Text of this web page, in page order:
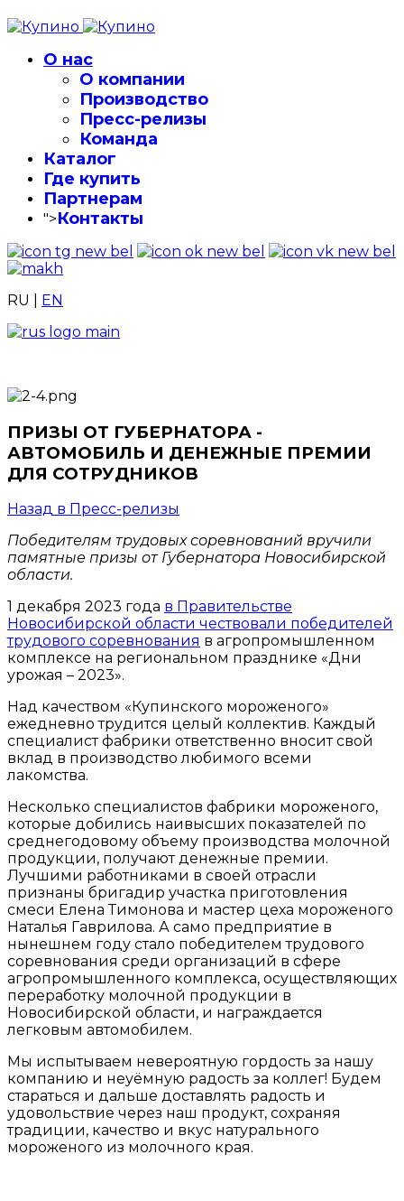
О нас
О компании
Производство
Пресс-релизы
Команда
Каталог
Где купить
Партнерам
">Контакты
RU EN
ПРИЗЫ ОТ ГУБЕРНАТОРА -
АВТОМОБИЛЬ И ДЕНЕЖНЫЕ ПРЕМИИ
ДЛЯ СОТРУДНИКОВ
Назад в Пресс-релизы
Победителям трудовых соревнований вручили
памятные призы от Губернатора Новосибирской
области.
1 декабря 2023 года в Правительстве
Новосибирской области чествовали победителей
трудового соревнования в агропромышленном
комплексе на региональном празднике «Дни
урожая – 2023».
Над качеством «Купинского мороженого»
ежедневно трудится целый коллектив. Каждый
специалист фабрики ответственно вносит свой
вклад в производство любимого всеми
лакомства.
Несколько специалистов фабрики мороженого,
которые добились наивысших показателей по
среднегодовому объему производства молочной
продукции, получают денежные премии.
Лучшими работниками в своей отрасли
признаны бригадир участка приготовления
смеси Елена Тимонова и мастер цеха мороженого
Наталья Гаврилова. А само предприятие в
нынешнем году стало победителем трудового
соревнования среди организаций в сфере
агропромышленного комплекса, осуществляющих
переработку молочной продукции в
Новосибирской области, и награждается
легковым автомобилем.
Мы испытываем невероятную гордость за нашу
компанию и неуёмную радость за коллег! Будем
стараться и дальше доставлять радость и
удовольствие через наш продукт, сохраняя
традиции, качество и вкус натурального
мороженого из молочного края.